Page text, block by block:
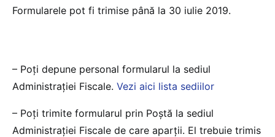
Formularele pot fi trimise până la 30 iulie 2019.
– Poţi depune personal formularul la sediul
Administraţiei Fiscale. Vezi aici lista sediilor
– Poţi trimite formularul prin Poştă la sediul
Administraţiei Fiscale de care aparții. El trebuie trimis